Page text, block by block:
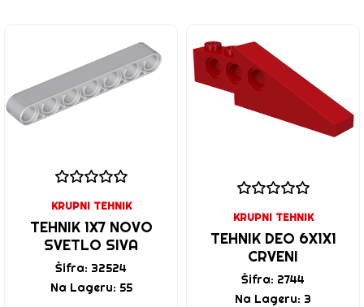
KRUPNI TEHNIK
TEHNIK 1X7 NOVO
SVETLO SIVA
Šifra: 32524
Na Lageru: 55
KRUPNI TEHNIK
TEHNIK DEO 6X1X1
CRVENI
Šifra: 2744
Na Lageru: 3